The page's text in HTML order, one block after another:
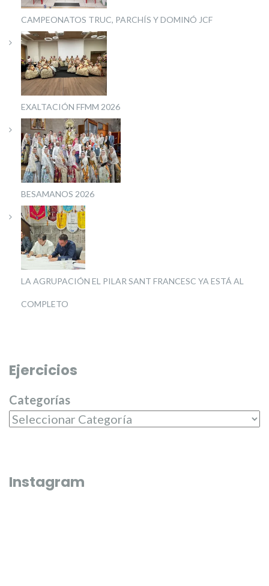
CAMPEONATOS TRUC, PARCHÍS Y DOMINÓ JCF
EXALTACIÓN FFMM 2026
BESAMANOS 2026
LA AGRUPACIÓN EL PILAR SANT FRANCESC YA ESTÁ AL
COMPLETO
Ejercicios
Categorías
Instagram